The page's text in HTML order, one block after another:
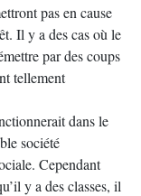
pas en cause
Il y a des cas où le
par des coups
tellement
dans le
société
Cependant
y a des classes, il